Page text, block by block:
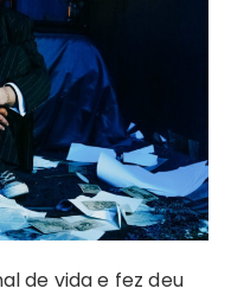
de vida e fez deu